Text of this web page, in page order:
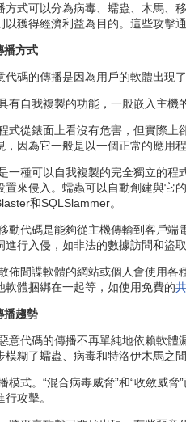
式可以分為病毒、蠕蟲、木馬、
以獲得經濟利益為目的。這些攻擊
播方式
的傳播是因為用戶的軟體出現了
自我複製的功能，一般嵌入主機的
從錶面上看沒有危害，但實際上
，因為它一般是以一個正常的應用
種可以自我複製的完全獨立的程
置來侵入。蠕蟲可以自動創建與它
和SQLSlammer。
代碼是能夠從主機傳輸到客戶端
行入侵，如非法的數據訪問和盜取
間諜軟體的網站或個人會使用各
軟體捆綁在一起等，如使用免費的
播趨勢
代碼的傳播不再單純地依賴軟體
模糊了蠕蟲、病毒和特洛伊木馬之間
。“混合病毒威脅”和“收斂威脅
攻擊。